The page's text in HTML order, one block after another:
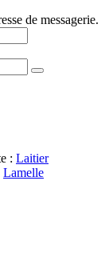
de messagerie.
: Laitier
Lamelle